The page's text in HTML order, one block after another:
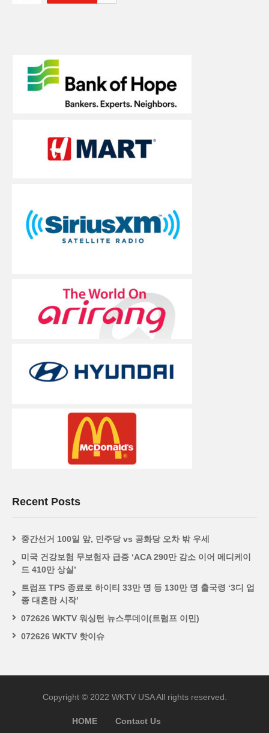
Recent Posts
중간선거 100일 앞, 민주당 vs 공화당 오차 밖 우세
미국 건강보험 무보험자 급증 ‘ACA 290만 감소 이어 메디케이
드 410만 상실’
트럼프 TPS 종료로 하이티 33만 명 등 130만 명 출국령 ‘3디 업
종 대혼란 시작’
072626 WKTV 워싱턴 뉴스투데이(트럼프 이민)
072626 WKTV 핫이슈
Copyright © 2022 WKTV USA All rights reserved.
HOME Contact Us